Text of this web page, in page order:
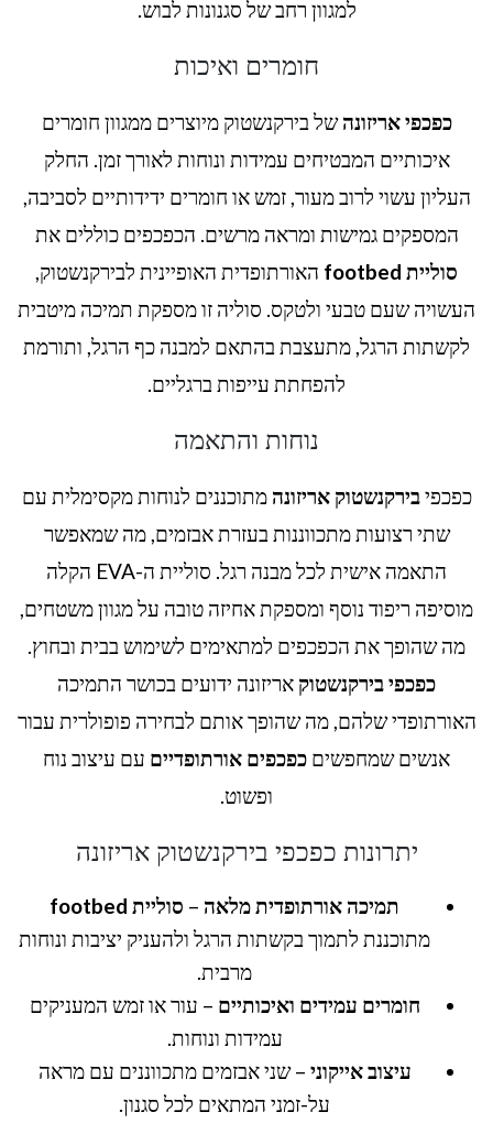
למגוון רחב של סגנונות לבוש.
חומרים ואיכות
כפכפי אריזונהשל בירקנשטוק מיוצרים ממגוון חומרים
איכותיים המבטיחים עמידות ונוחות לאורך זמן. החלק
העליון עשוי לרוב מעור, זמש או חומרים ידידותיים לסביבה,
המספקים גמישות ומראה מרשים. הכפכפים כוללים את
סוליית footbed
האורתופדית האופיינית לבירקנשטוק,
העשויה שעם טבעי ולטקס. סוליה זו מספקת תמיכה מיטבית
לקשתות הרגל, מתעצבת בהתאם למבנה כף הרגל, ותורמת
להפחתת עייפות ברגליים.
נוחות והתאמה
כפכפיבירקנשטוק אריזונה מתוכננים לנוחות מקסימלית עם
שתי רצועות מתכווננות בעזרת אבזמים, מה שמאפשר
התאמה אישית לכל מבנה רגל. סוליית ה-EVA הקלה
מוסיפה ריפוד נוסף ומספקת אחיזה טובה על מגוון משטחים,
מה שהופך את הכפכפים למתאימים לשימוש בבית ובחוץ.
כפכפי בירקנשטוק אריזונה ידועים בכושר התמיכה
האורתופדי שלהם, מה שהופך אותם לבחירה פופולרית עבור
אנשים שמחפשים כפכפים אורתופדיים עם עיצוב נוח
ופשוט.
יתרונות כפכפי בירקנשטוק אריזונה
תמיכה אורתופדית מלאה – סוליית footbed
מתוכננת לתמוך בקשתות הרגל ולהעניק יציבות ונוחות
מרבית.
חומרים עמידים ואיכותיים – עור או זמש המעניקים
עמידות ונוחות.
עיצוב אייקוני – שני אבזמים מתכווננים עם מראה
על-זמני המתאים לכל סגנון.